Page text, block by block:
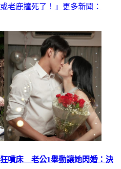
我現在小鹿沒有亂撞了！現在如